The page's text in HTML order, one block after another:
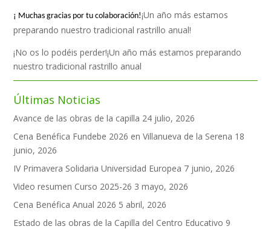
Últimas Noticias
Avance de las obras de la capilla 24 julio, 2026
Cena Benéfica Fundebe 2026 en Villanueva de la Serena 18
junio, 2026
IV Primavera Solidaria Universidad Europea 7 junio, 2026
Video resumen Curso 2025-26 3 mayo, 2026
Cena Benéfica Anual 2026 5 abril, 2026
Estado de las obras de la Capilla del Centro Educativo 9
¡ Muchas gracias por tu colaboración!¡Un año más estamos
preparando nuestro tradicional rastrillo anual!
¡No os lo podéis perder!¡Un año más estamos preparando
nuestro tradicional rastrillo anual